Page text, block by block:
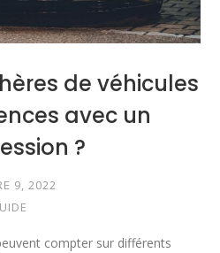
de véhicules
avec un
?
9, 2022
compter sur différents